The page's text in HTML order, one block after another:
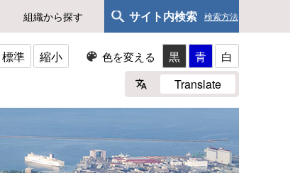
組織から探す サイト内検索 検索方法
標準 縮小 色を変える 黒 青
白
Translate